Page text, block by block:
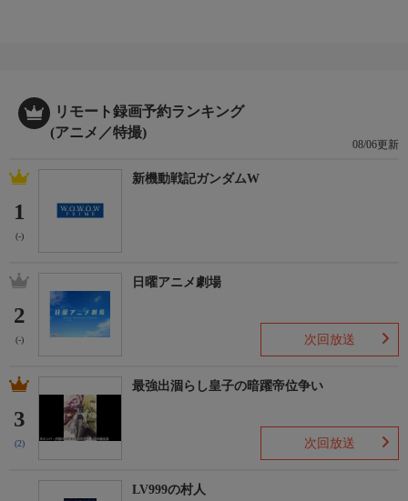
おしらせ
リモート録画予約ランキング
(アニメ／特撮)
08/06更新
1
(-)
新機動戦記ガンダムW
2
(-)
日曜アニメ劇場
次回放送
3
(2)
最強出涸らし皇子の暗躍帝位争い
次回放送
LV999の村人